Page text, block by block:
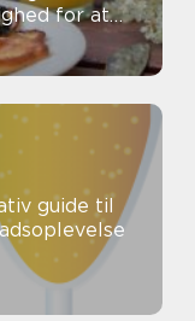
for at
guide til